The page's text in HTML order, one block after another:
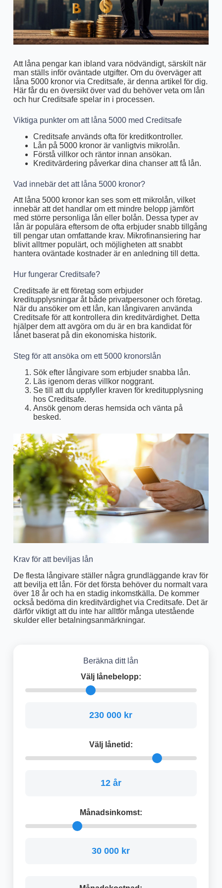
Att låna pengar kan ibland vara nödvändigt, särskilt när
man ställs inför oväntade utgifter. Om du överväger att
låna 5000 kronor via Creditsafe, är denna artikel för dig.
Här får du en översikt över vad du behöver veta om lån
och hur Creditsafe spelar in i processen.
Viktiga punkter om att låna 5000 med Creditsafe
Creditsafe används ofta för kreditkontroller.
Lån på 5000 kronor är vanligtvis mikrolån.
Förstå villkor och räntor innan ansökan.
Kreditvärdering påverkar dina chanser att få lån.
Vad innebär det att låna 5000 kronor?
Att låna 5000 kronor kan ses som ett mikrolån, vilket
innebär att det handlar om ett mindre belopp jämfört
med större personliga lån eller bolån. Dessa typer av
lån är populära eftersom de ofta erbjuder snabb tillgång
till pengar utan omfattande krav. Mikrofinansiering har
blivit alltmer populärt, och möjligheten att snabbt
hantera oväntade kostnader är en anledning till detta.
Hur fungerar Creditsafe?
Creditsafe är ett företag som erbjuder
kreditupplysningar åt både privatpersoner och företag.
När du ansöker om ett lån, kan långivaren använda
Creditsafe för att kontrollera din kreditvärdighet. Detta
hjälper dem att avgöra om du är en bra kandidat för
lånet baserat på din ekonomiska historik.
Steg för att ansöka om ett 5000 kronorslån
Sök efter långivare som erbjuder snabba lån.
Läs igenom deras villkor noggrant.
Se till att du uppfyller kraven för kreditupplysning
hos Creditsafe.
Ansök genom deras hemsida och vänta på
besked.
Krav för att beviljas lån
De flesta långivare ställer några grundläggande krav för
att bevilja ett lån. För det första behöver du normalt vara
över 18 år och ha en stadig inkomstkälla. De kommer
också bedöma din kreditvärdighet via Creditsafe. Det är
därför viktigt att du inte har alltför många utestående
skulder eller betalningsanmärkningar.
Beräkna ditt lån
Välj lånebelopp:
230 000 kr
Välj lånetid:
12 år
Månadsinkomst:
30 000 kr